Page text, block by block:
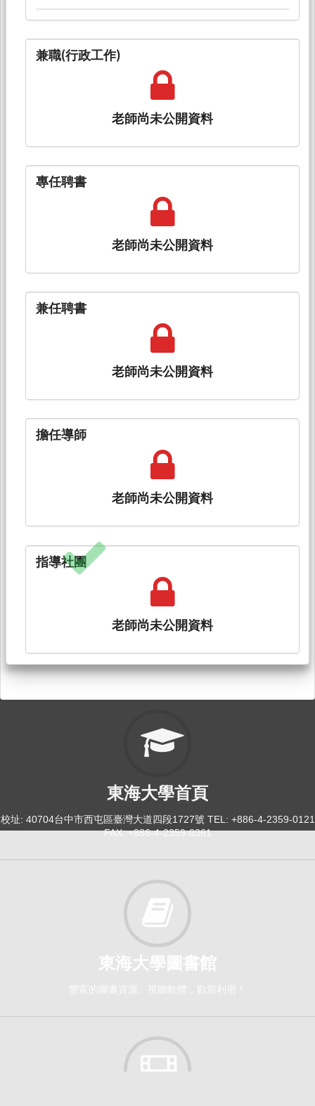
兼職(行政工作)
老師尚未公開資料
專任聘書
老師尚未公開資料
兼任聘書
老師尚未公開資料
擔任導師
老師尚未公開資料
指導社團
老師尚未公開資料
東海大學首頁
校址: 40704台中市西屯區臺灣大道四段1727號 TEL: +886-4-2359-0121
FAX: +886-4-2359-0361
東海大學圖書館
豐富的圖書資源、視聽軟體，歡迎利用！